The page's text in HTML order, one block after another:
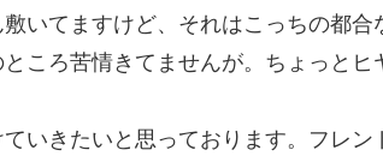
いてますけど、それはこっちの都
ころ苦情きてませんが。ちょっとヒ
いきたいと思っております。フレ